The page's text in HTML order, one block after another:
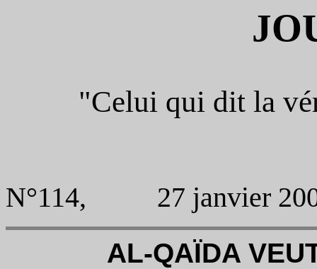
"Celui qui dit la
N°114, 27 janvier
AL-QAÏDA